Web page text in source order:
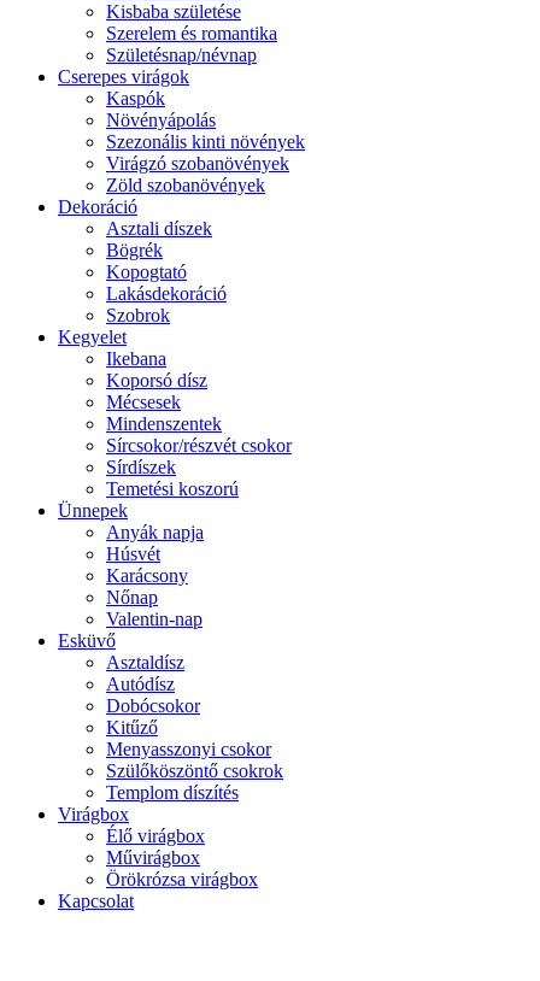
Kisbaba születése
Szerelem és romantika
Születésnap/névnap
Cserepes virágok
Kaspók
Növényápolás
Szezonális kinti növények
Virágzó szobanövények
Zöld szobanövények
Dekoráció
Asztali díszek
Bögrék
Kopogtató
Lakásdekoráció
Szobrok
Kegyelet
Ikebana
Koporsó dísz
Mécsesek
Mindenszentek
Sírcsokor/részvét csokor
Sírdíszek
Temetési koszorú
Ünnepek
Anyák napja
Húsvét
Karácsony
Nőnap
Valentin-nap
Esküvő
Asztaldísz
Autódísz
Dobócsokor
Kitűző
Menyasszonyi csokor
Szülőköszöntő csokrok
Templom díszítés
Virágbox
Élő virágbox
Művirágbox
Örökrózsa virágbox
Kapcsolat